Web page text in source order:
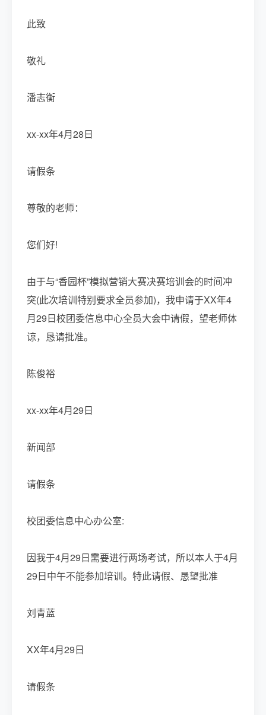
此致
敬礼
潘志衡
xx-xx年4月28日
请假条
尊敬的老师：
您们好!
由于与“香园杯”模拟营销大赛决赛培训会的时间冲
突(此次培训特别要求全员参加)，我申请于XX年4
月29日校团委信息中心全员大会中请假，望老师体
谅，恳请批准。
陈俊裕
xx-xx年4月29日
新闻部
请假条
校团委信息中心办公室:
因我于4月29日需要进行两场考试，所以本人于4月
29日中午不能参加培训。特此请假、恳望批准
刘青蓝
XX年4月29日
请假条